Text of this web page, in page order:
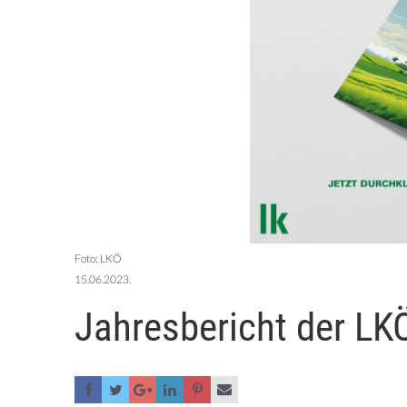
Foto: LKÖ
15.06.2023.
Jahresbericht der